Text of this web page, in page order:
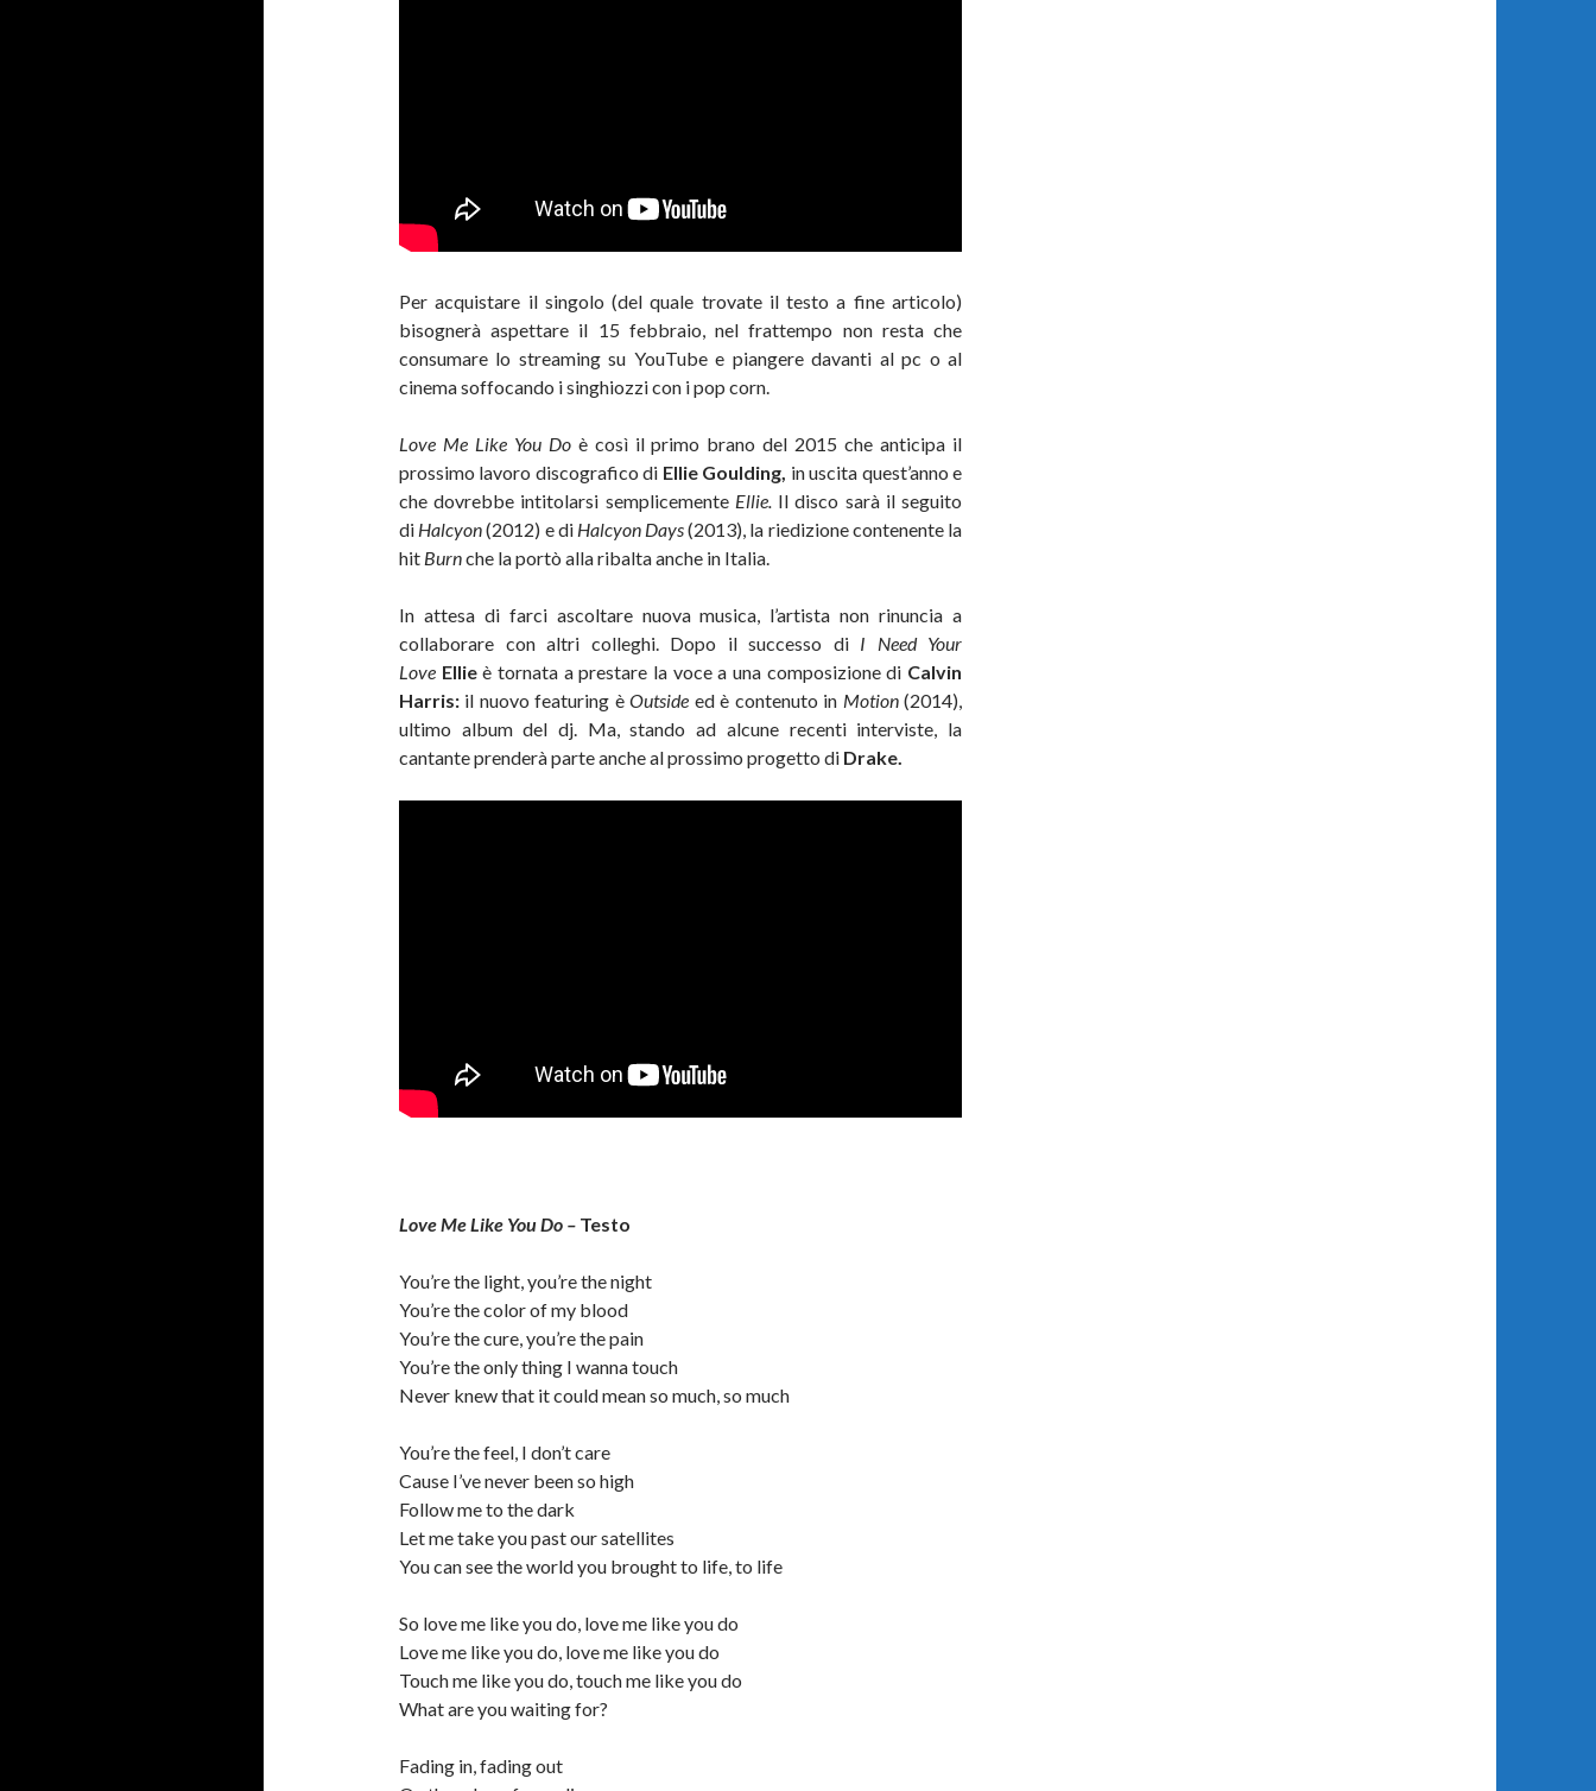
Per acquistare il singolo (del quale trovate il testo a fine articolo)
bisognerà aspettare il 15 febbraio, nel frattempo non resta che
consumare lo streaming su YouTube e piangere davanti al pc o al
cinema soffocando i singhiozzi con i pop corn.
Love Me Like You Do è così il primo brano del 2015 che anticipa il
prossimo lavoro discografico di Ellie Goulding, in uscita quest’anno e
che dovrebbe intitolarsi semplicemente Ellie. Il disco sarà il seguito
di Halcyon(2012) e di Halcyon Days(2013), la riedizione contenente la
hit Burnche la portò alla ribalta anche in Italia.
In attesa di farci ascoltare nuova musica, l’artista non rinuncia a
collaborare con altri colleghi. Dopo il successo di I Need Your
Love Ellieè tornata a prestare la voce a una composizione di Calvin
Harris: il nuovo featuring èOutside ed è contenuto in Motion(2014),
ultimo album del dj. Ma, stando ad alcune recenti interviste, la
cantante prenderà parte anche al prossimo progetto di Drake.
Love Me Like You Do – Testo
You’re the light, you’re the night
You’re the color of my blood
You’re the cure, you’re the pain
You’re the only thing I wanna touch
Never knew that it could mean so much, so much
You’re the feel, I don’t care
Cause I’ve never been so high
Follow me to the dark
Let me take you past our satellites
You can see the world you brought to life, to life
So love me like you do, love me like you do
Love me like you do, love me like you do
Touch me like you do, touch me like you do
What are you waiting for?
Fading in, fading out